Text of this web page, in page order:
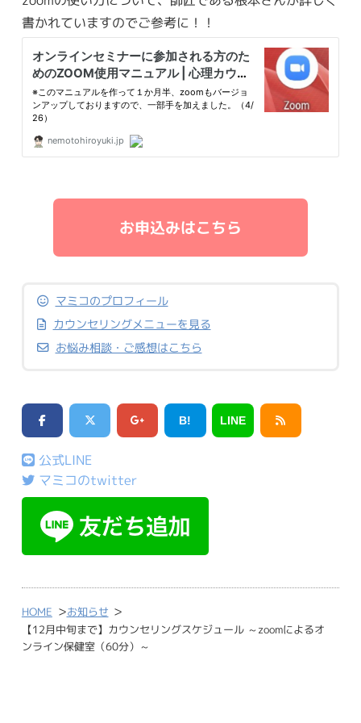
書かれていますのでご参考に！！
お申込みはこちら
マミコのプロフィール
カウンセリングメニューを見る
お悩み相談・ご感想はこちら
B! LINE
公式LINE
マミコのtwitter
HOME >お知らせ >
【12月中旬まで】カウンセリングスケジュール ～zoomによるオ
ンライン保健室（60分）～